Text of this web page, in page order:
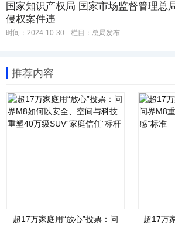
国家知识产权局 国家市场监督管理总
侵权案件违
时间：2024-10-30 栏目： 总局发布
推荐内容
超17万家庭用“放心”投票：问 超17万